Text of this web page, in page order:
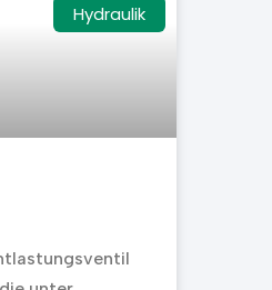
Hydraulik